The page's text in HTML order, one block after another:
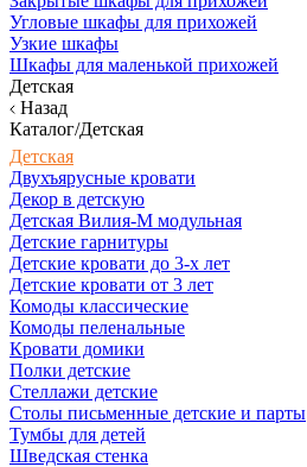
Угловые шкафы для прихожей
Узкие шкафы
Шкафы для маленькой прихожей
Детская
Назад
Каталог/Детская
Детская
Двухъярусные кровати
Декор в детскую
Детская Вилия-М модульная
Детские гарнитуры
Детские кровати до 3-х лет
Детские кровати от 3 лет
Комоды классические
Комоды пеленальные
Кровати домики
Полки детские
Стеллажи детские
Столы письменные детские и парты
Тумбы для детей
Шведская стенка